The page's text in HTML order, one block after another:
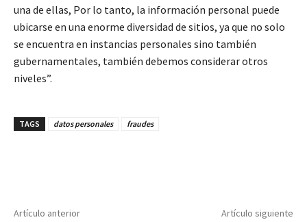
una de ellas, Por lo tanto, la información personal puede
ubicarse en una enorme diversidad de sitios, ya que no solo
se encuentra en instancias personales sino también
gubernamentales, también debemos considerar otros
niveles”.
TAGS datos personales fraudes
Artículo anterior Artículo siguiente